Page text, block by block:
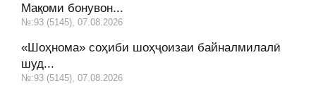
Мақоми бонувон...
№:93 (5145), 07.08.2026
«Шоҳнома» соҳиби шоҳҷоизаи байналмилалӣ
шуд...
№:93 (5145), 07.08.2026